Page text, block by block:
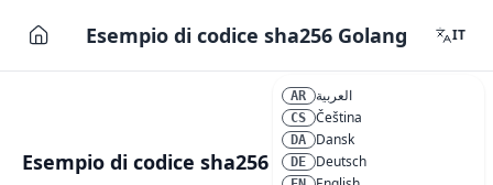
Esempio di codice sha256 Golang IT
AR العربية
CS Čeština
DA Dansk
DE Deutsch
Esempio di codice sha256 Golang